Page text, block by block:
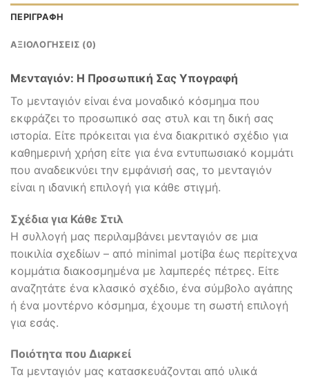
ΠΕΡΙΓΡΑΦΉ
ΑΞΙΟΛΟΓΉΣΕΙΣ (0)
Μενταγιόν: Η Προσωπική Σας Υπογραφή
Το μενταγιόν είναι ένα μοναδικό κόσμημα που
εκφράζει το προσωπικό σας στυλ και τη δική σας
ιστορία. Είτε πρόκειται για ένα διακριτικό σχέδιο για
καθημερινή χρήση είτε για ένα εντυπωσιακό κομμάτι
που αναδεικνύει την εμφάνισή σας, το μενταγιόν
είναι η ιδανική επιλογή για κάθε στιγμή.
Σχέδια για Κάθε Στιλ
Η συλλογή μας περιλαμβάνει μενταγιόν σε μια
ποικιλία σχεδίων – από minimal μοτίβα έως περίτεχνα
κομμάτια διακοσμημένα με λαμπερές πέτρες. Είτε
αναζητάτε ένα κλασικό σχέδιο, ένα σύμβολο αγάπης
ή ένα μοντέρνο κόσμημα, έχουμε τη σωστή επιλογή
για εσάς.
Ποιότητα που Διαρκεί
Τα μενταγιόν μας κατασκευάζονται από υλικά